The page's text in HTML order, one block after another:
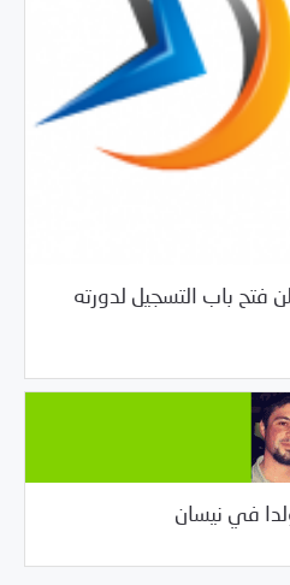
فتح باب التسجيل لدورته
فرص التدريب و المشاركة
في نيسان